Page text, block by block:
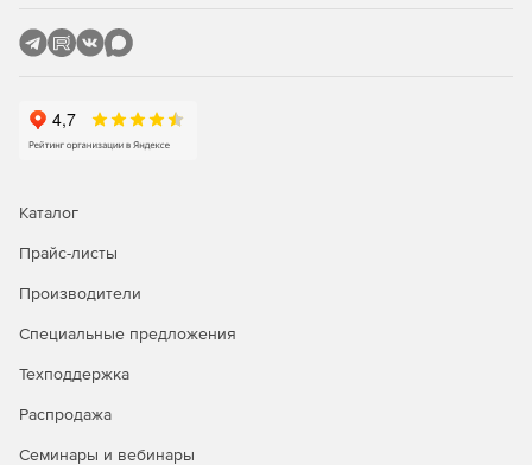
Модуль «Геомодель»
геологические разрезы и колонки). Предусмотрено
отображение разреза на поперечных сечениях и
Каталог
Прайс-листы
Производители
Специальные предложения
Техподдержка
Распродажа
Семинары и вебинары